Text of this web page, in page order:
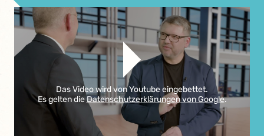
Das Video wird von Youtube eingebettet.
Es gelten dieDatenschutzerklärungen von Google.